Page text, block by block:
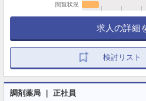
閲覧状況
求人の詳細
検討リスト
調剤薬局 ｜ 正社員